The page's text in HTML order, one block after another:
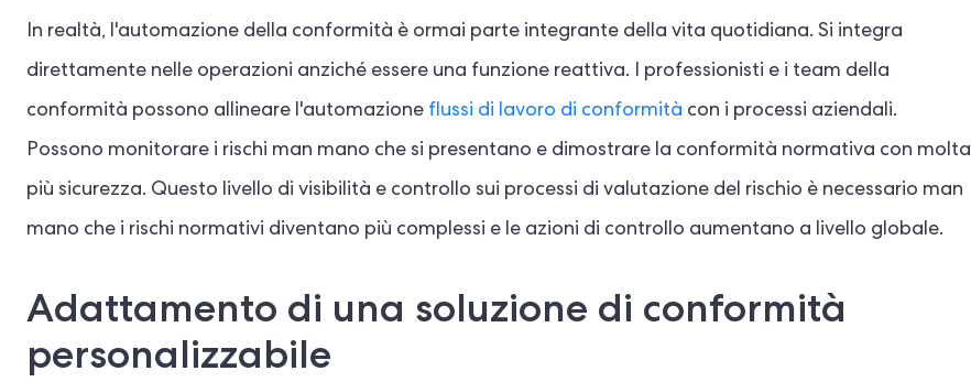
In realtà, l'automazione della conformità è ormai parte integrante della vita quotidiana. Si integra
direttamente nelle operazioni anziché essere una funzione reattiva. I professionisti e i team della
conformità possono allineare l'automazione flussi di lavoro di conformità con i processi aziendali.
Possono monitorare i rischi man mano che si presentano e dimostrare la conformità normativa con molta
più sicurezza. Questo livello di visibilità e controllo sui processi di valutazione del rischio è necessario man
mano che i rischi normativi diventano più complessi e le azioni di controllo aumentano a livello globale.
Adattamento di una soluzione di conformità
personalizzabile